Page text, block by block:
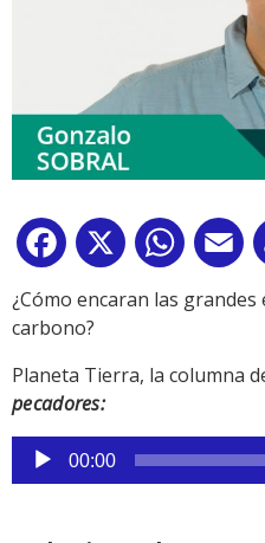
Facebook
X
¿Cómo encaran las
carbono?
Planeta Tierra, la columna
pecadores:
Reproductor
de
00:00